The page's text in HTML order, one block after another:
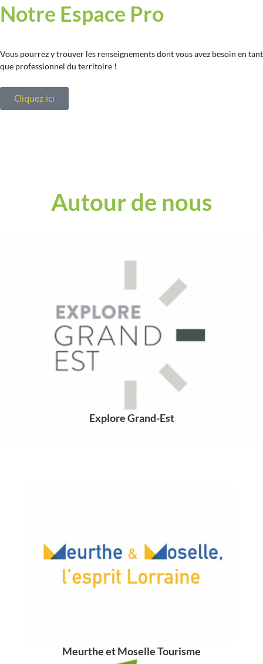
Notre Espace Pro
Vous pourrez y trouver les renseignements dont vous avez besoin en tant
que professionnel du territoire !
Cliquez ici
Autour de nous
Explore Grand-Est
Meurthe et Moselle Tourisme